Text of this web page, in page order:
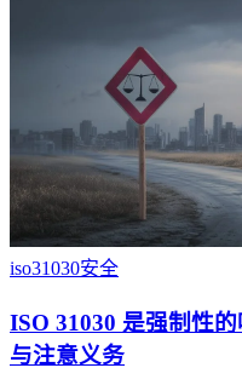
iso31030安全
ISO 31030 是强制性
与注意义务